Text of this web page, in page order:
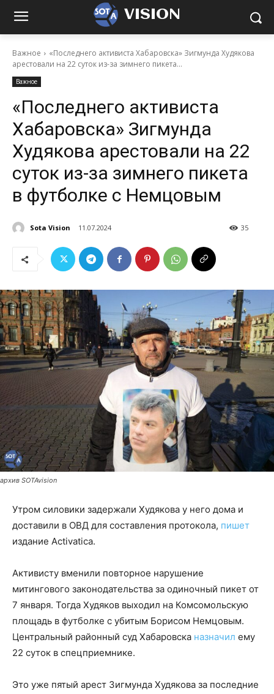
VISION
Важное
«Последнего активиста Хабаровска» Зигмунда Худякова
арестовали на 22 суток из-за зимнего пикета...
Важное
«Последнего активиста
Хабаровска» Зигмунда
Худякова арестовали на 22
суток из-за зимнего пикета
в футболке с Немцовым
Sota Vision 11.07.2024 35
архив SOTAvision
Утром силовики задержали Худякова у него дома и
доставили в ОВД для составления протокола, пишет
издание Activatica.
Активисту вменили повторное нарушение
митингового законодательства за одиночный пикет от
7 января. Тогда Худяков выходил на Комсомольскую
площадь в футболке с убитым Борисом Немцовым.
Центральный районный суд Хабаровска назначил ему
22 суток в спецприемнике.
Это уже пятый арест Зигмунда Худякова за последние